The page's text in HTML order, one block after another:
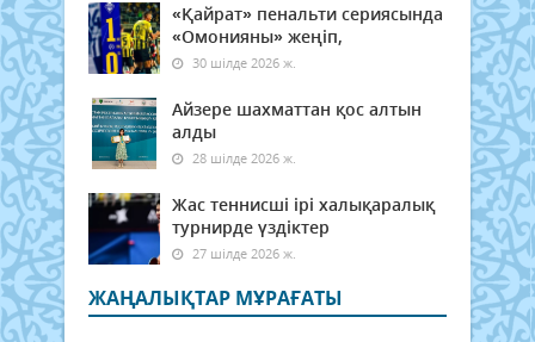
«Қайрат» пенальти сериясында
«Омонияны» жеңіп,
30 шілде 2026 ж.
Айзере шахматтан қос алтын
алды
28 шілде 2026 ж.
Жас теннисші ірі халықаралық
турнирде үздіктер
27 шілде 2026 ж.
ЖАҢАЛЫҚТАР МҰРАҒАТЫ